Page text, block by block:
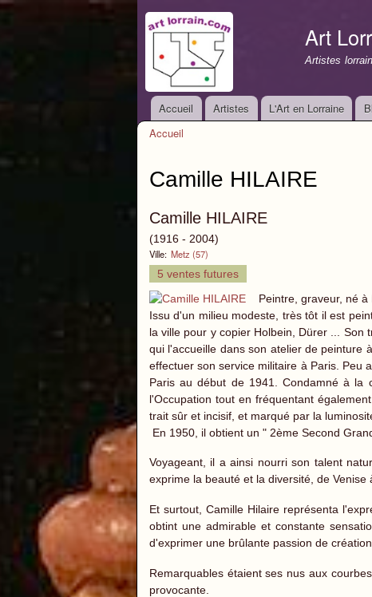
Art
Artistes
Menu principal
Accueil Artistes L'Art en Lorraine
Accueil
Camille HILAIRE
Camille HILAIRE
(1916 - 2004)
Ville: Metz (57)
5 ventes futures
Peintre, graveur, né
Issu d'un milieu modeste, très tôt il est
la ville pour y copier Holbein, Dürer ... Son
qui l'accueille dans son atelier de peinture
effectuer son service militaire à Paris. Peu
Paris au début de 1941. Condamné à la
l'Occupation tout en fréquentant
trait sûr et incisif, et marqué par la
En 1950, il obtient un " 2ème Second
Voyageant, il a ainsi nourri son talent
exprime la beauté et la diversité, de
Et surtout, Camille Hilaire représenta
obtint une admirable et constante
d'exprimer une brûlante passion de
Remarquables étaient ses nus aux
provocante.